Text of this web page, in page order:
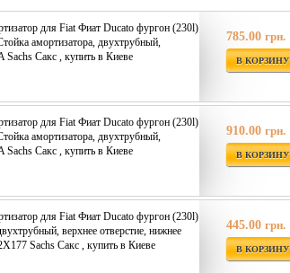
для Fiat Фиат Ducato фургон (230l)
амортизатора, двухтрубный,
Sachs Сакс , купить в Киеве
785.00 грн.
В КОРЗИНУ
для Fiat Фиат Ducato фургон (230l)
амортизатора, двухтрубный,
Sachs Сакс , купить в Киеве
910.00 грн.
В КОРЗИНУ
для Fiat Фиат Ducato фургон (230l)
верхнее отверстие, нижнее
Sachs Сакс , купить в Киеве
445.00 грн.
В КОРЗИНУ